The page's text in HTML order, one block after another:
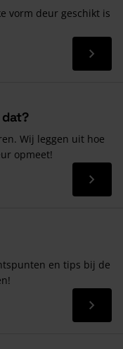
vorm deur geschikt is
Lees
Wij leggen uit hoe
opmeet!
Lees
en tips bij de
Lees